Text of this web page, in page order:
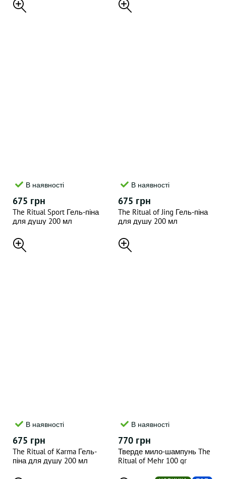
В наявності
675 грн
The Ritual Sport Гель-піна
для душу 200 мл
В наявності
675 грн
The Ritual of Jing Гель-піна
для душу 200 мл
В наявності
675 грн
The Ritual of Karma Гель-
піна для душу 200 мл
В наявності
770 грн
Тверде мило-шампунь The
Ritual of Mehr 100 gr